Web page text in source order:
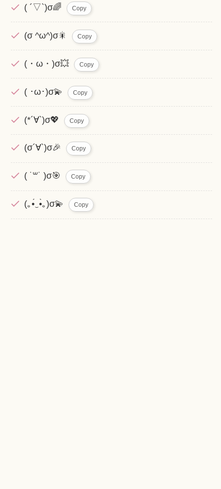
( ´▽`)σ🌈 Copy
(σ ^ω^)σ🎇 Copy
(・ω・)σ💥 Copy
( ･ω･)σ💫 Copy
(*´∀`)σ💖 Copy
(σ´∀`)σ🎉 Copy
( ˙꒳​˙ )σ🎯 Copy
(｡•́‿•̀｡)σ💫 Copy